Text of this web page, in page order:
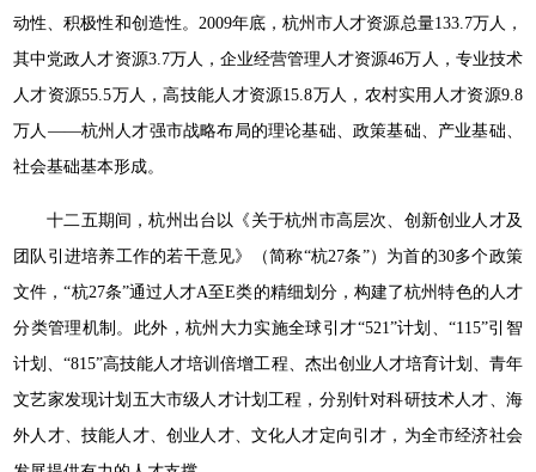
动性、积极性和创造性。2009年底，杭州市人才资源总量133.7万人，
其中党政人才资源3.7万人，企业经营管理人才资源46万人，专业技术
人才资源55.5万人，高技能人才资源15.8万人，农村实用人才资源9.8
万人——杭州人才强市战略布局的理论基础、政策基础、产业基础、
社会基础基本形成。
十二五期间，杭州出台以《关于杭州市高层次、创新创业人才及
团队引进培养工作的若干意见》（简称“杭27条”）为首的30多个政策
文件，“杭27条”通过人才A至E类的精细划分，构建了杭州特色的人才
分类管理机制。此外，杭州大力实施全球引才“521”计划、“115”引智
计划、“815”高技能人才培训倍增工程、杰出创业人才培育计划、青年
文艺家发现计划五大市级人才计划工程，分别针对科研技术人才、海
外人才、技能人才、创业人才、文化人才定向引才，为全市经济社会